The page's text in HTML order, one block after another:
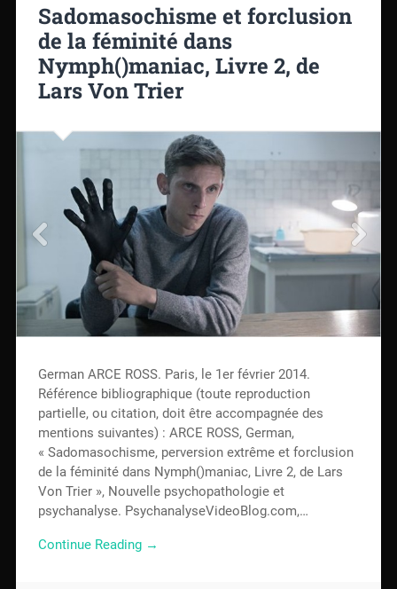
Sadomasochisme et forclusion
de la féminité dans
Nymph()maniac, Livre 2, de
Lars Von Trier
German ARCE ROSS. Paris, le 1er février 2014.
Référence bibliographique (toute reproduction
partielle, ou citation, doit être accompagnée des
mentions suivantes) : ARCE ROSS, German,
« Sadomasochisme, perversion extrême et forclusion
de la féminité dans Nymph()maniac, Livre 2, de Lars
Von Trier », Nouvelle psychopathologie et
psychanalyse. PsychanalyseVideoBlog.com,…
Continue Reading →